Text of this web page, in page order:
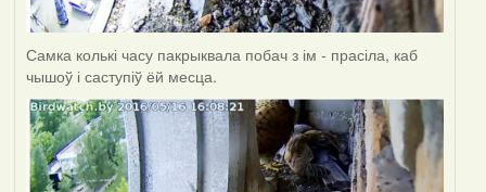
Самка колькі часу пакрыквала побач з ім - прасіла, каб
чышоў і саступіў ёй месца.